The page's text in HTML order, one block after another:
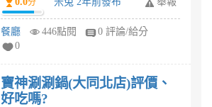
分
餐廳 446點閱
0 評論/給分
0
寶神涮涮鍋(大同北店)評價、
好吃嗎?